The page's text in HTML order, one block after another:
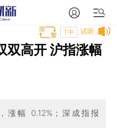
试听
T中
双高开 沪指涨幅
涨幅 0.12%；深成指报